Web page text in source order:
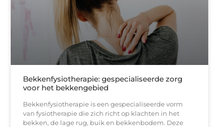
Bekkenfysiotherapie: gespecialiseerde zorg
voor het bekkengebied
Bekkenfysiotherapie is een gespecialiseerde vorm
van fysiotherapie die zich richt op klachten in het
bekken, de lage rug, buik en bekkenbodem. Deze